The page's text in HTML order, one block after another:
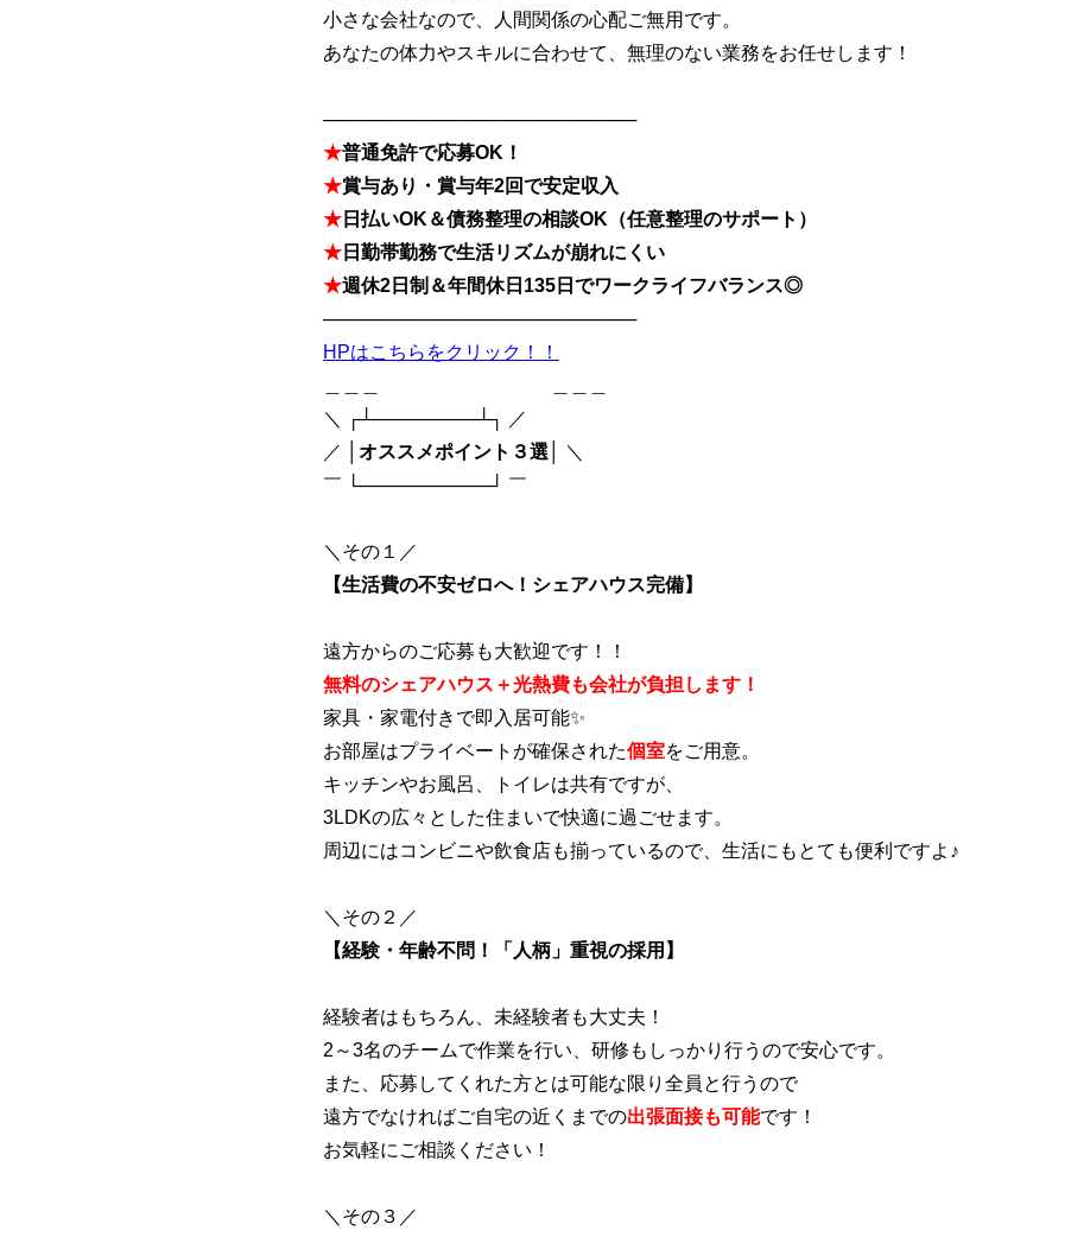
小さな会社なので、人間関係の心配ご無用です。
あなたの体力やスキルに合わせて、無理のない業務をお任せします！
────────────────────────
★普通免許で応募OK！
★賞与あり・賞与年2回で安定収入
★ 日払いOK＆債務整理の相談OK（任意整理のサポート）
★ 日勤帯勤務で生活リズムが崩れにくい
★週休2日制＆年間休日135日でワークライフバランス◎
────────────────────────
HPはこちらをクリック！！
＼ ┌┴────────┴┐ ／
／ │ オススメポイント３選 │ ＼
￣ └──────────┘ ￣
＼その１／
【生活費の不安ゼロへ！シェアハウス完備】
遠方からのご応募も大歓迎です！！
無料のシェアハウス＋光熱費も会社が負担します！
家具・家電付きで即入居可能✨
お部屋はプライベートが確保された個室をご用意。
キッチンやお風呂、トイレは共有ですが、
3LDKの広々とした住まいで快適に過ごせます。
周辺にはコンビニや飲食店も揃っているので、生活にもとても便利ですよ♪
＼その２／
【経験・年齢不問！「人柄」重視の採用】
経験者はもちろん、未経験者も大丈夫！
2～3名のチームで作業を行い、研修もしっかり行うので安心です。
また、応募してくれた方とは可能な限り全員と行うので
遠方でなければご自宅の近くまでの出張面接も可能です！
お気軽にご相談ください！
＼その３／